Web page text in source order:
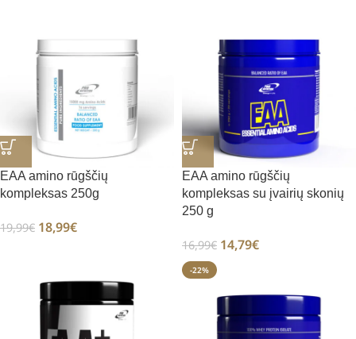
EAA amino rūgščių
kompleksas 250g
19,99€ 18,99€
EAA amino rūgščių
kompleksas su įvairių skonių
250 g
16,99€ 14,79€
-22%